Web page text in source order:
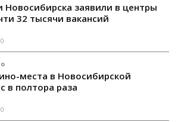
Новосибирска заявили в центры
32 тысячи вакансий
места в Новосибирской
в полтора раза